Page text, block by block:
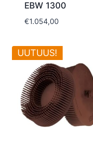
EBW 1300
€1.054,00
UUTUUS!